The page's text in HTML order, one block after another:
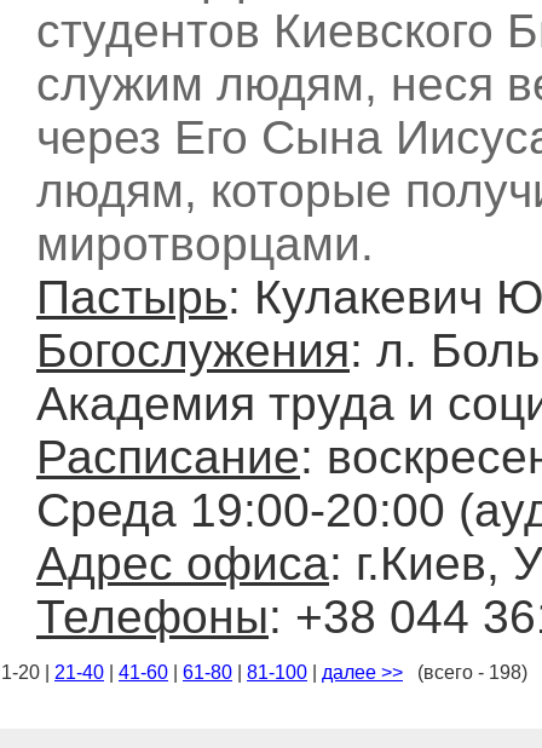
студентов Киевского
служим людям, неся
через Его Сына
людям, которые
миротворцами.
Пастырь: Кулакевич
Богослужения: л.
Академия труда и
Расписание:
Среда 19:00-20:00
Адрес офиса: г.Киев,
Телефоны: +38 044
1-20 | 21-40 41-60 61-80 81-100 далее >> (всего - 198)